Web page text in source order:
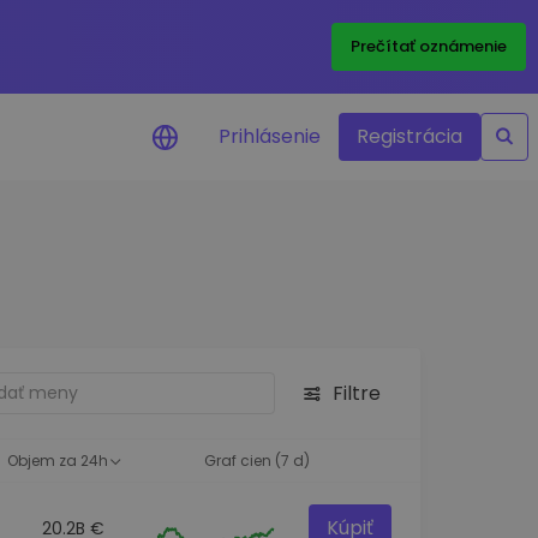
Prečítať oznámenie
príležitosti
pre optimálny
Prihlásenie Registrácia
Filtre
Objem za 24h Graf cien (7 d)
20.2B € Kúpiť